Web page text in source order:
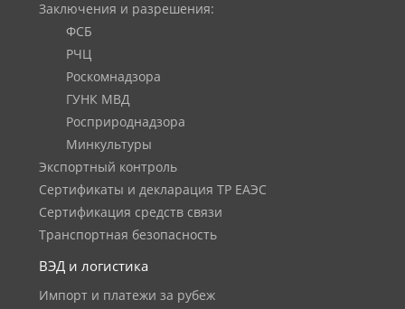
Заключения и разрешения:
ФСБ
РЧЦ
Роскомнадзора
ГУНК МВД
Росприроднадзора
Минкультуры
Экспортный контроль
Сертификаты и декларация ТР ЕАЭС
Сертификация средств связи
Транспортная безопасность
ВЭД и логистика
Импорт и платежи за рубеж